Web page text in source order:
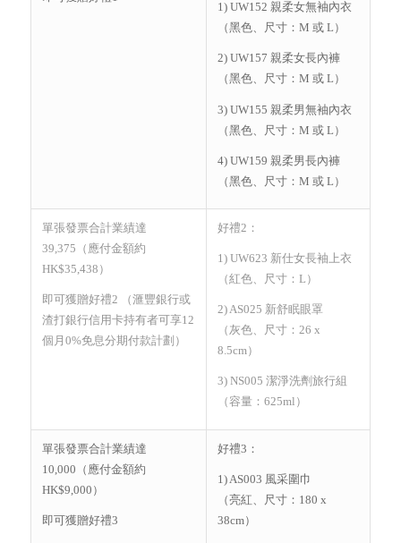
1) UW152 親柔女無袖內衣
（黑色、尺寸：M 或 L）
2) UW157 親柔女長內褲
（黑色、尺寸：M 或 L）
3) UW155 親柔男無袖內衣
（黑色、尺寸：M 或 L）
4) UW159 親柔男長內褲
（黑色、尺寸：M 或 L）
單張發票合計業績達
39,375（應付金額約
HK$35,438）
即可獲贈好禮2 （滙豐銀行或
渣打銀行信用卡持有者可享12
個月0%免息分期付款計劃）
好禮2：
1) UW623 新仕女長袖上衣
（紅色、尺寸：L）
2) AS025 新舒眠眼罩
（灰色、尺寸：26 x
8.5cm）
3) NS005 潔淨洗劑旅行組
（容量：625ml）
單張發票合計業績達
10,000（應付金額約
HK$9,000）
即可獲贈好禮3
好禮3：
1) AS003 風采圍巾
（亮紅、尺寸：180 x
38cm）